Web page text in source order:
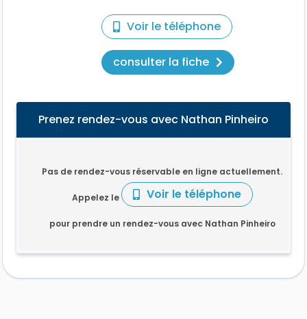
Voir le téléphone
consulter la fiche
Prenez rendez-vous avec Nathan Pinheiro
Pas de rendez-vous réservable en ligne actuellement.
Appelez le Voir le téléphone
pour prendre un rendez-vous avec Nathan Pinheiro